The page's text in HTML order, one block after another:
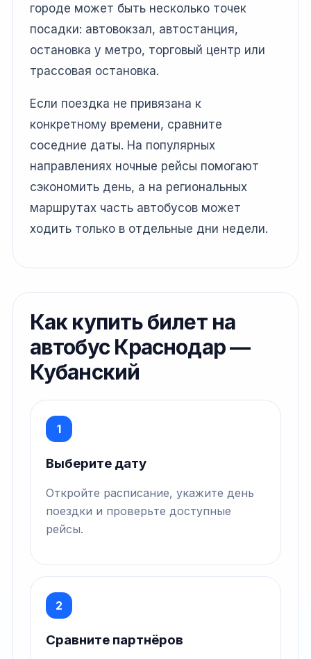
городе может быть несколько точек
посадки: автовокзал, автостанция,
остановка у метро, торговый центр или
трассовая остановка.
Если поездка не привязана к
конкретному времени, сравните
соседние даты. На популярных
направлениях ночные рейсы помогают
сэкономить день, а на региональных
маршрутах часть автобусов может
ходить только в отдельные дни недели.
Как купить билет на
автобус Краснодар —
Кубанский
1
Выберите дату
Откройте расписание, укажите день
поездки и проверьте доступные
рейсы.
2
Сравните партнёров